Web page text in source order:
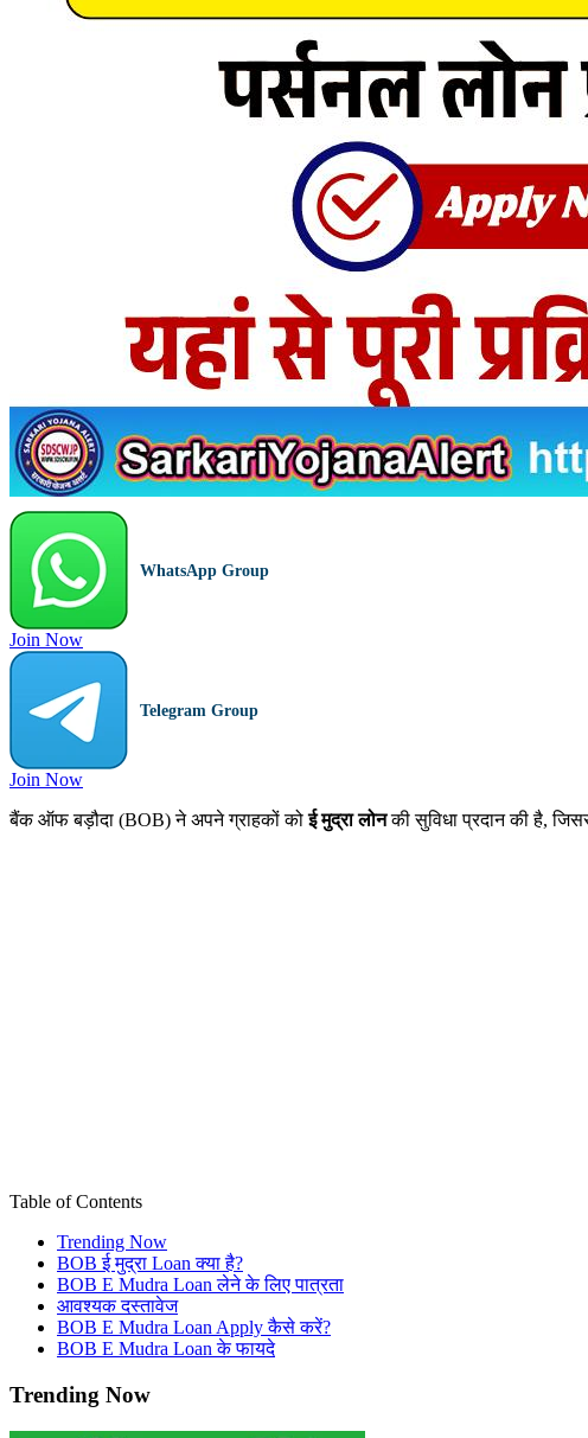
WhatsApp Group
Join Now
Telegram Group
Join Now
बैंक ऑफ बड़ौदा (BOB) ने अपने ग्राहकों कोई मुद्रा लोनकी सुविधा प्रदान की है,
Table of Contents
Trending Now
BOB ई मुद्रा Loan क्या है?
BOB E Mudra Loan लेने के लिए पात्रता
आवश्यक दस्तावेज
BOB E Mudra Loan Apply कैसे करें?
BOB E Mudra Loan के फायदे
Trending Now